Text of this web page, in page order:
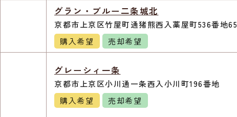
グラン・ブルー二条城北
京都市上京区竹屋町通猪熊西入藁屋町536番地65
購入希望
売却希望
グレーシィ一条
京都市上京区小川通一条西入小川町196番地
購入希望
売却希望